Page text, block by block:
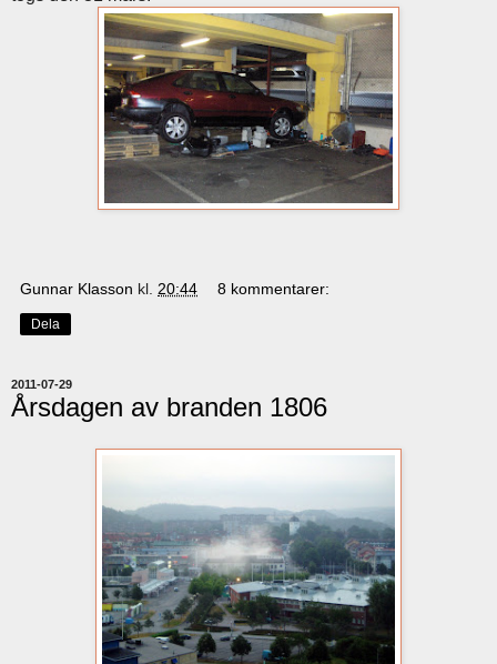
Gunnar Klasson kl. 20:44 8 kommentarer:
Dela
2011-07-29
Årsdagen av branden 1806